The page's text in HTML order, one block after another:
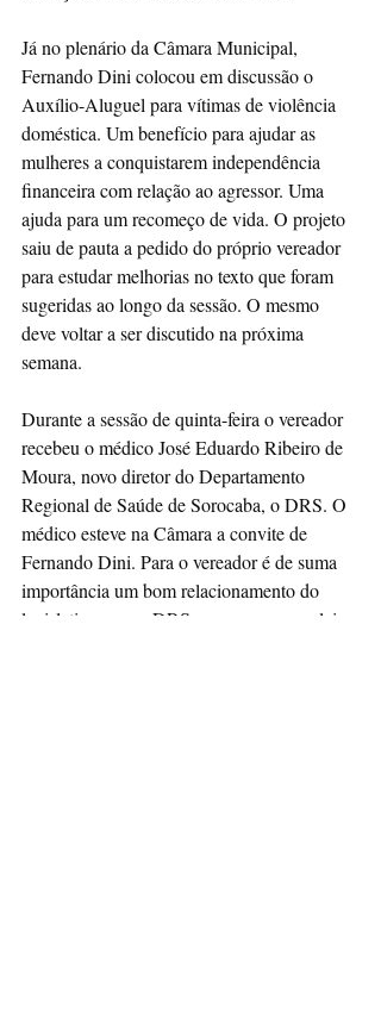
Já no plenário da Câmara Municipal,
Fernando Dini colocou em discussão o
Auxílio-Aluguel para vítimas de violência
doméstica. Um benefício para ajudar as
mulheres a conquistarem independência
financeira com relação ao agressor. Uma
ajuda para um recomeço de vida. O projeto
saiu de pauta a pedido do próprio vereador
para estudar melhorias no texto que foram
sugeridas ao longo da sessão. O mesmo
deve voltar a ser discutido na próxima
semana.
Durante a sessão de quinta-feira o vereador
recebeu o médico José Eduardo Ribeiro de
Moura, novo diretor do Departamento
Regional de Saúde de Sorocaba, o DRS. O
médico esteve na Câmara a convite de
Fernando Dini. Para o vereador é de suma
importância um bom relacionamento do
legislativo com o DRS, uma vez que as leis